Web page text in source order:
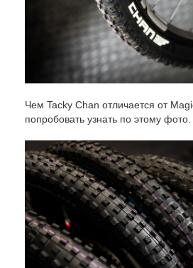
Чем Tacky Chan отличается от
попробовать узнать по этому фото.